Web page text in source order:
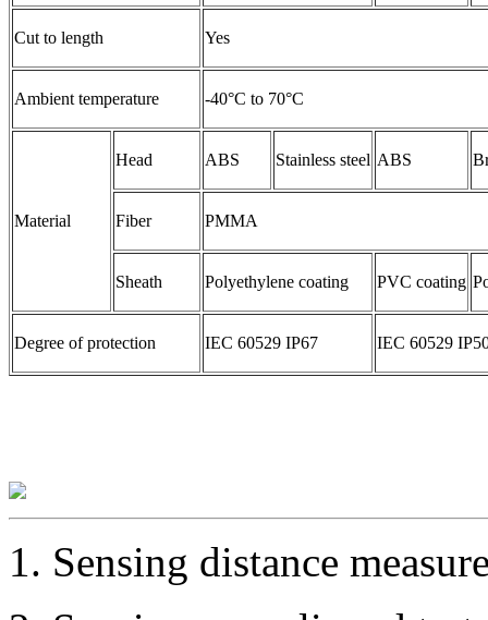
Cut to length Yes
Ambient temperature -40°C to 70°C
Material
Head ABS Stainless steel ABS
Fiber PMMA
Sheath Polyethylene coating PVC coating
Degree of protection IEC 60529 IP67 IEC 60529
1. Sensing distance